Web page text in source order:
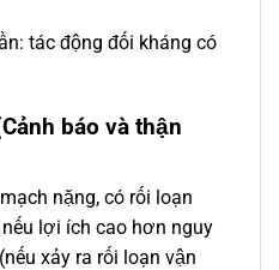
tác động đối kháng có
báo và thận
nặng, có rối loạn
lợi ích cao hơn nguy
xảy ra rối loạn vận